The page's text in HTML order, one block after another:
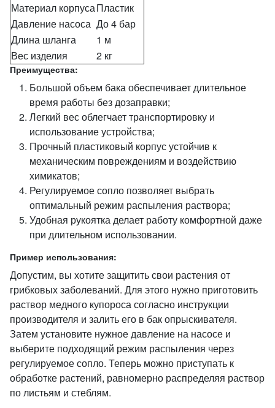
Материал корпусаПластик
Давление насоса До 4 бар
Длина шланга
1 м
Вес изделия
2 кг
Преимущества:
Большой объем бака обеспечивает длительное
время работы без дозаправки;
Легкий вес облегчает транспортировку и
использование устройства;
Прочный пластиковый корпус устойчив к
механическим повреждениям и воздействию
химикатов;
Регулируемое сопло позволяет выбрать
оптимальный режим распыления раствора;
Удобная рукоятка делает работу комфортной даже
при длительном использовании.
Пример использования:
Допустим, вы хотите защитить свои растения от
грибковых заболеваний. Для этого нужно приготовить
раствор медного купороса согласно инструкции
производителя и залить его в бак опрыскивателя.
Затем установите нужное давление на насосе и
выберите подходящий режим распыления через
регулируемое сопло. Теперь можно приступать к
обработке растений, равномерно распределяя раствор
по листьям и стеблям.